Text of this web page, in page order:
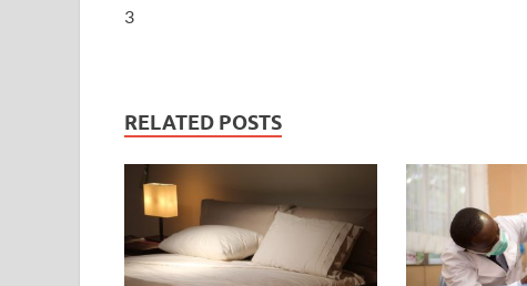
3
RELATED POSTS